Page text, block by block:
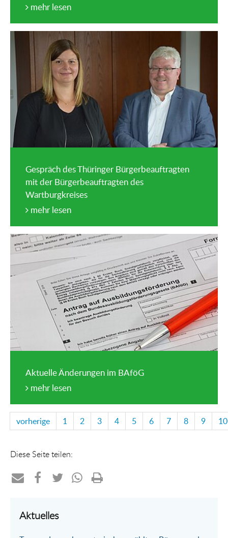
mehr lesen
Gespräch des Thüringer Bürgerbeauftragten
mit der Bürgerbeauftragten des
Wartburgkreises
mehr lesen
Aktuelle Änderungen im BAföG
mehr lesen
vorherige 1 2 3 4 5 6 7 8 9 10
Diese Seite teilen:
per
auf
Aktuelles